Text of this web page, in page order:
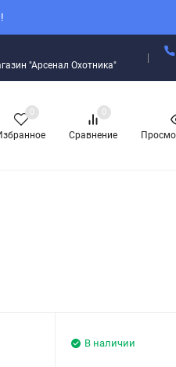
"Арсенал Охотника"
0
Сравнение
0
В наличии